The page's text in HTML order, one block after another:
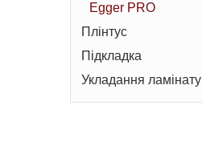
Egger PRO
Плінтус
Підкладка
Укладання ламінату